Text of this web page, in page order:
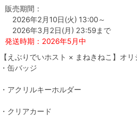
販売期間：
2026年2月10日(火) 13:00～
2026年3月2日(月) 23:59まで
発送時期：2026年5月中
【えぶりでいホスト × まねきねこ】オ
・缶バッジ
・アクリルキーホルダー
・クリアカード